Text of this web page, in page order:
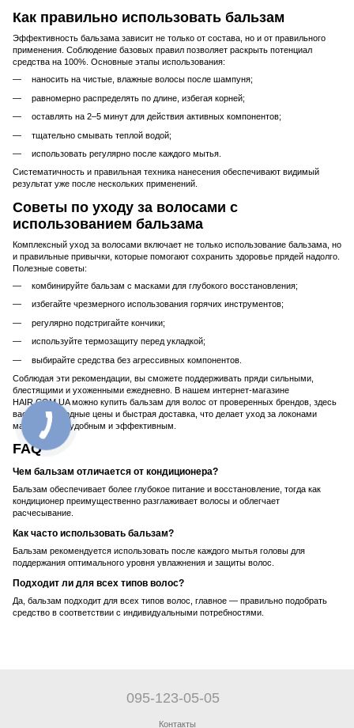
Как правильно использовать бальзам
Эффективность бальзама зависит не только от состава, но и от правильного
применения. Соблюдение базовых правил позволяет раскрыть потенциал
средства на 100%. Основные этапы использования:
наносить на чистые, влажные волосы после шампуня;
равномерно распределять по длине, избегая корней;
оставлять на 2–5 минут для действия активных компонентов;
тщательно смывать теплой водой;
использовать регулярно после каждого мытья.
Систематичность и правильная техника нанесения обеспечивают видимый
результат уже после нескольких применений.
Советы по уходу за волосами с
использованием бальзама
Комплексный уход за волосами включает не только использование бальзама, но
и правильные привычки, которые помогают сохранить здоровье прядей надолго.
Полезные советы:
комбинируйте бальзам с масками для глубокого восстановления;
избегайте чрезмерного использования горячих инструментов;
регулярно подстригайте кончики;
используйте термозащиту перед укладкой;
выбирайте средства без агрессивных компонентов.
Соблюдая эти рекомендации, вы сможете поддерживать пряди сильными,
блестящими и ухоженными ежедневно. В нашем интернет-магазине
HAIR.COM.UA можно купить бальзам для волос от проверенных брендов, здесь
вас ждут выгодные цены и быстрая доставка, что делает уход за локонами
максимально удобным и эффективным.
FAQ
Чем бальзам отличается от кондиционера?
Бальзам обеспечивает более глубокое питание и восстановление, тогда как
кондиционер преимущественно разглаживает волосы и облегчает
расчесывание.
Как часто использовать бальзам?
Бальзам рекомендуется использовать после каждого мытья головы для
поддержания оптимального уровня увлажнения и защиты волос.
Подходит ли для всех типов волос?
Да, бальзам подходит для всех типов волос, главное — правильно подобрать
средство в соответствии с индивидуальными потребностями.
095-123-05-05
Контакты